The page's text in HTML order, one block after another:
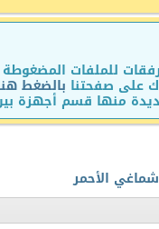
للملفات المضغوطة لتصل
على صفحتنا بالضغط
منها قسم أجهزة
الأحمر